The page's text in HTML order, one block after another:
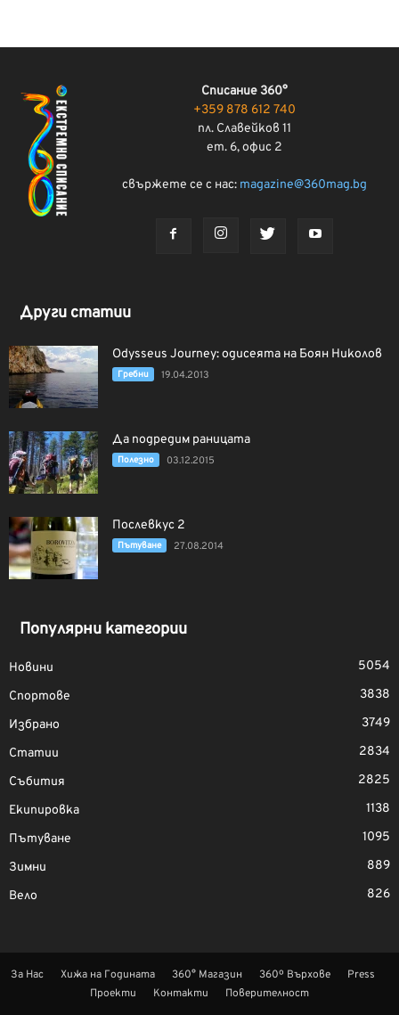
Списание 360°
+359 878 612 740
пл. Славейков 11
ет. 6, офис 2
свържете се с нас: magazine@360mag.bg
Други статии
Odysseus Journey: одисеята на Боян Николов
Гребни 19.04.2013
Да подредим раницата
Полезно 03.12.2015
Послевкус 2
Пътуване 27.08.2014
Популярни категории
Новини
5054
Спортове
3838
Избрано
3749
Статии
2834
Събития
2825
Екипировка
1138
Пътуване
1095
Зимни
889
Вело
826
За Нас Хижа на Годината 360° Магазин 360º Върхове
Press
Проекти
Контакти Поверителност